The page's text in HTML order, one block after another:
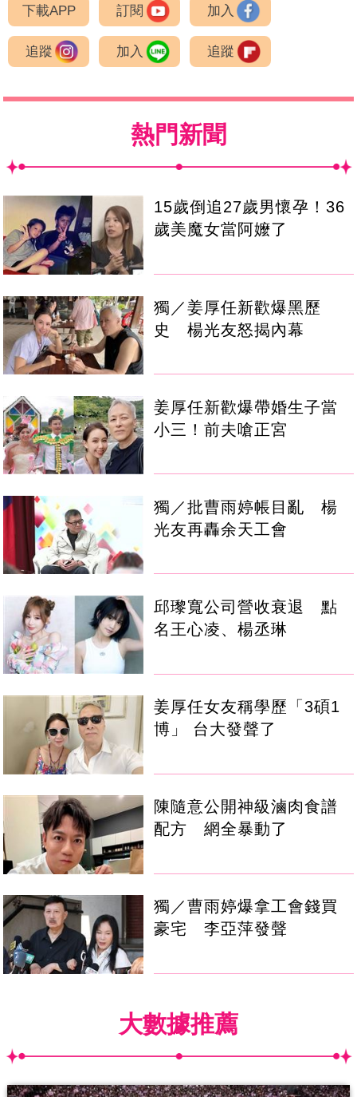
下載APP 訂閱 加入
追蹤 加入 追蹤
熱門新聞
15歲倒追27歲男懷孕！36
歲美魔女當阿嬤了
獨／姜厚任新歡爆黑歷
史 楊光友怒揭內幕
姜厚任新歡爆帶婚生子當
小三！前夫嗆正宮
獨／批曹雨婷帳目亂 楊
光友再轟余天工會
邱瓈寬公司營收衰退 點
名王心凌、楊丞琳
姜厚任女友稱學歷「3碩1
博」 台大發聲了
陳隨意公開神級滷肉食譜
配方 網全暴動了
獨／曹雨婷爆拿工會錢買
豪宅 李亞萍發聲
大數據推薦